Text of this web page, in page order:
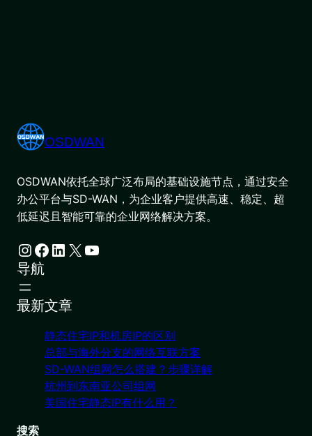
OSDWAN
OSDWAN依托全球广泛布局的基础设施节点，通过安全
办公平台与SD-WAN，为企业客户提供高速、稳定、超
低延迟且智能可靠的企业网络解决方案。
Instagram Facebook LinkedIn X YouTube
导航
最新文章
静态住宅IP和机房IP的区别
总部与海外分支的网络互联方案
SD-WAN组网怎么搭建？步骤详解
杭州到东南亚公司组网
美国住宅静态IP有什么用？
搜索